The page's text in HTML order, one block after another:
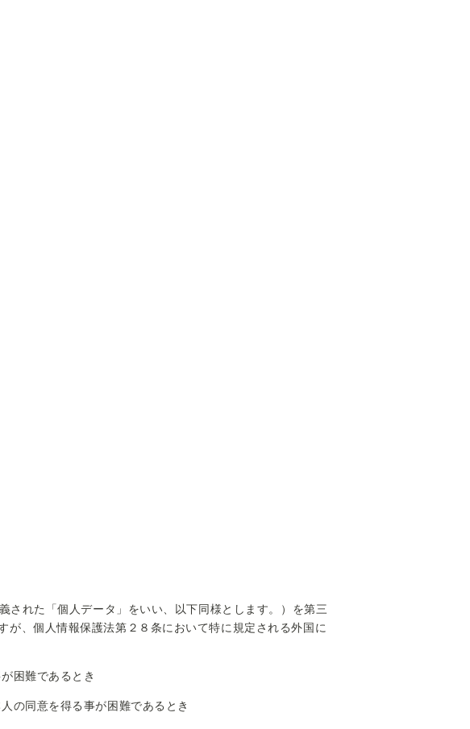
れた「個人データ」をいい、以下同様とします。）を第三
、個人情報保護法第２８条において特に規定される外国に
困難であるとき
の同意を得る事が困難であるとき